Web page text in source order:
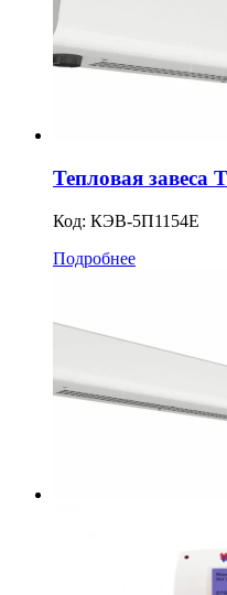
Тепловая
Код: КЭВ-5П1154E
Подробнее